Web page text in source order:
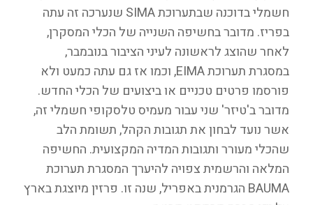
חשמלי בדוכנה שבתערוכת SIMA שנערכה זה עתה
בפריז. מדובר בחשיפה השנייה של הכלי המסקרן,
לאחר שהוצג לראשונה לעיני הציבור בנובמבר,
במסגרת תערוכת EIMA, וכמו אז גם עתה כמעט ולא
פורסמו פרטים טכניים או ביצועים של הכלי החדש.
מדובר ב'טיזר' שני עבור מעמיס טלסקופי חשמלי זה,
אשר נועד לבחון את תגובות הקהל, תשומת הלב
שהכלי מעורר ותגובות המדיה המקצועית. החשיפה
המלאה והרשמית צפויה להיערך המסגרת תערוכת
BAUMA הגרמנית באפריל, שנה זו. פרזין מיוצגת בארץ